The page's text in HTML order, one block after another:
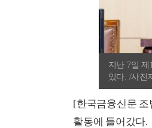
지난 7일
있다. /사진
[한국금융신문 조
활동에 들어갔다.